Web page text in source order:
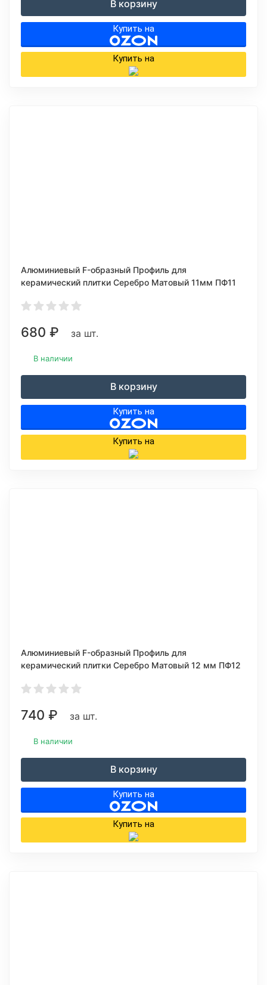
В корзину
Купить на
Купить на
Алюминиевый F-образный Профиль для
керамический плитки Серебро Матовый 11мм ПФ11
680 ₽ за шт.
В наличии
В корзину
Купить на
Купить на
Алюминиевый F-образный Профиль для
керамический плитки Серебро Матовый 12 мм ПФ12
740 ₽ за шт.
В наличии
В корзину
Купить на
Купить на